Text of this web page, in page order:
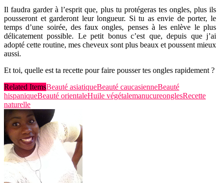
Il faudra garder à l’esprit que, plus tu protégeras tes ongles, plus ils
pousseront et garderont leur longueur. Si tu as envie de porter, le
temps d’une soirée, des faux ongles, penses à les enlève le plus
délicatement possible. Le petit bonus c’est que, depuis que j’ai
adopté cette routine, mes cheveux sont plus beaux et poussent mieux
aussi.
Et toi, quelle est ta recette pour faire pousser tes ongles rapidement ?
Related ItemsBeauté asiatiqueBeauté caucasienneBeauté
hispaniqueBeauté orientaleHuile végétalemanucureonglesRecette
naturelle